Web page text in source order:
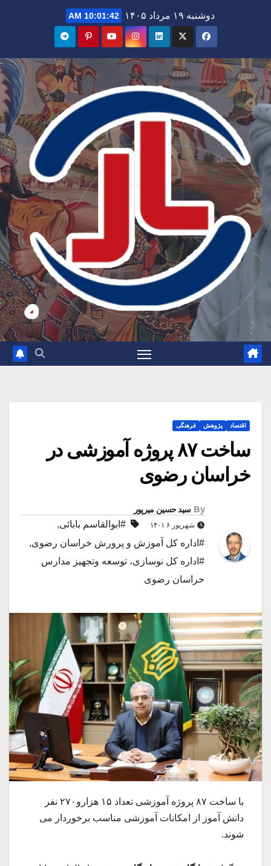
دوشنبه ۱۹ مرداد ۱۴۰۵ 10:01:44 AM
اقتصاد پژوهش فرهنگی
ساخت ۸۷ پروژه آموزشی در
خراسان رضوی
By سید حسین میرپور
شهریور ۶ ۱۴۰۱ #ابوالقاسم بابائی,
#اداره کل آموزش و پرورش خراسان رضوی,
#اداره کل نوسازی، توسعه وتجهیز مدارس
خراسان رضوی
با ساخت ۸۷ پروژه آموزشی تعداد ۱۵ هزارو۲۷۰ نفر
دانش آموز از امکانات آموزشی مناسب برخوردار می
شوند.